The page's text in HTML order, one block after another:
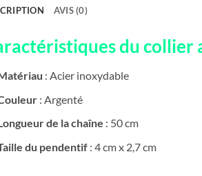
AVIS (0)
du collier
: Acier inoxydable
: Argenté
de la chaîne : 50 cm
du pendentif : 4 cm x 2,7 cm